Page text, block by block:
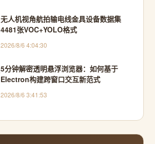
无人机视角航拍输电线金具设备数据集
4481张VOC+YOLO格式
2026/8/6 4:04:30
5分钟解密透明悬浮浏览器：如何基于
Electron构建跨窗口交互新范式
2026/8/6 3:41:53